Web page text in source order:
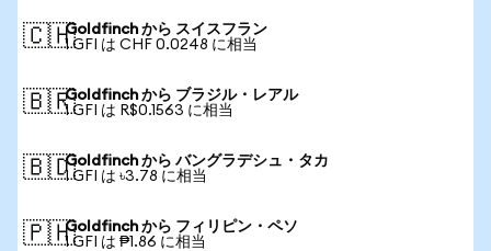
🇨🇭Goldfinch から スイスフラン
1 GFI は CHF 0.0248 に相当
🇧🇷Goldfinch から ブラジル・レアル
1 GFI は R$0.1563 に相当
🇧🇩Goldfinch から バングラデシュ・タカ
1 GFI は ৳3.78 に相当
🇵🇭Goldfinch から フィリピン・ペソ
1 GFI は ₱1.86 に相当